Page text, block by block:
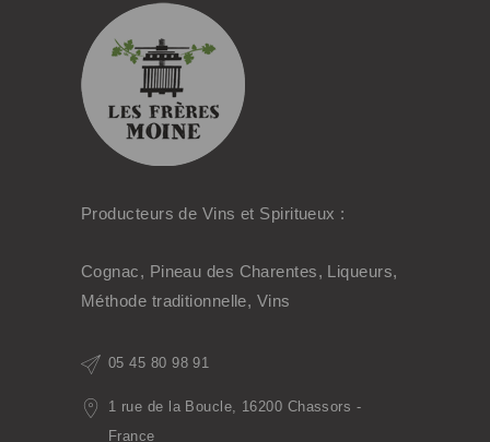
Producteurs de Vins et Spiritueux :
Cognac, Pineau des Charentes, Liqueurs,
Méthode traditionnelle, Vins
05 45 80 98 91
1 rue de la Boucle, 16200 Chassors -
France